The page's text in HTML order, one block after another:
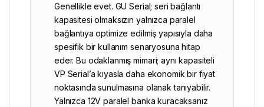
Genellikle evet. GU Serial; seri bağlantı
kapasitesi olmaksızın yalnızca paralel
bağlantıya optimize edilmiş yapısıyla daha
spesifik bir kullanım senaryosuna hitap
eder. Bu odaklanmış mimari; aynı kapasiteli
VP Serial’a kıyasla daha ekonomik bir fiyat
noktasında sunulmasına olanak tanıyabilir.
Yalnızca 12V paralel banka kuracaksanız